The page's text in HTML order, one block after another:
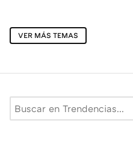
VER MÁS TEMAS